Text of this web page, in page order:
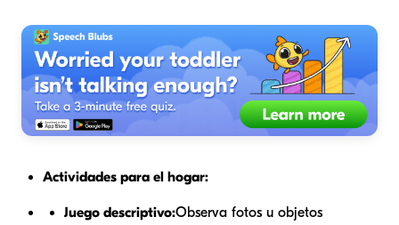
Actividades para el hogar:
Juego descriptivo:Observa fotos u objetos